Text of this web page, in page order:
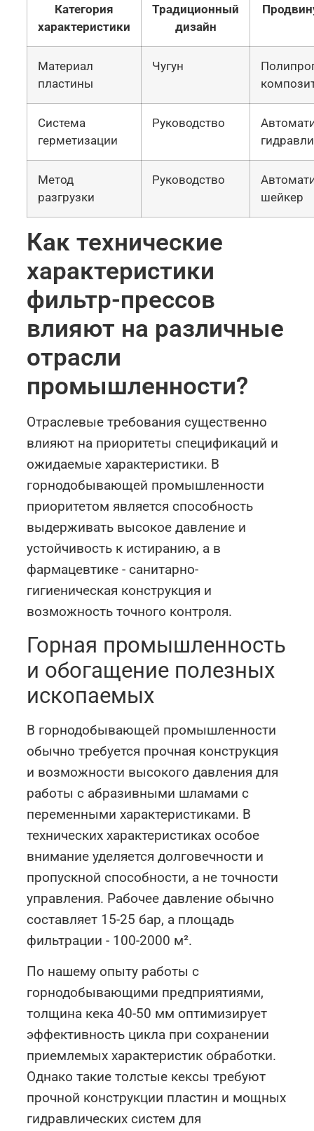
Категория
характеристики
Традиционный
дизайн
Материал
пластины
Чугун
Система
герметизации
Руководство
Метод
разгрузки
Руководство
шейкер
Как технические
характеристики
фильтр-прессов
влияют на различные
отрасли
промышленности?
Отраслевые требования существенно
влияют на приоритеты спецификаций и
ожидаемые характеристики. В
горнодобывающей промышленности
приоритетом является способность
выдерживать высокое давление и
устойчивость к истиранию, а в
фармацевтике - санитарно-
гигиеническая конструкция и
возможность точного контроля.
Горная промышленность
и обогащение полезных
ископаемых
В горнодобывающей промышленности
обычно требуется прочная конструкция
и возможности высокого давления для
работы с абразивными шламами с
переменными характеристиками. В
технических характеристиках особое
внимание уделяется долговечности и
пропускной способности, а не точности
управления. Рабочее давление обычно
составляет 15-25 бар, а площадь
фильтрации - 100-2000 м².
По нашему опыту работы с
горнодобывающими предприятиями,
толщина кека 40-50 мм оптимизирует
эффективность цикла при сохранении
приемлемых характеристик обработки.
Однако такие толстые кексы требуют
прочной конструкции пластин и мощных
гидравлических систем для